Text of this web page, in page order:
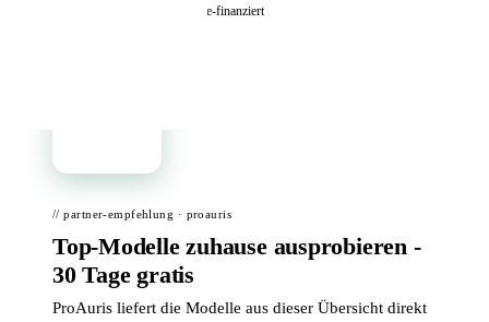
✓ redaktionell unabhängig · Affiliate-finanziert
// partner-empfehlung · proauris
Top-Modelle zuhause ausprobieren -
30 Tage gratis
ProAuris liefert die Modelle aus dieser Übersicht direkt